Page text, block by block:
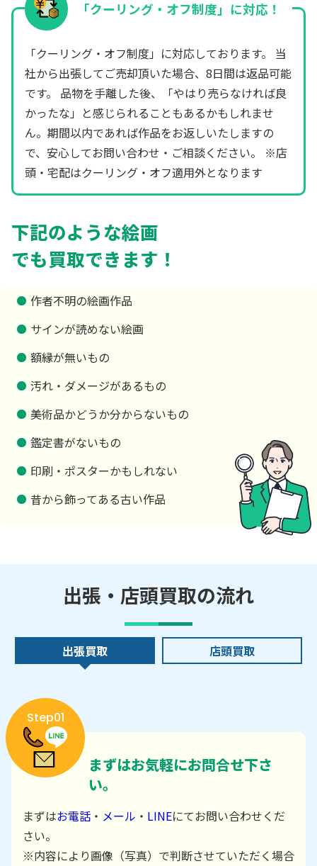
「クーリング・オフ制度」に対応！
「クーリング・オフ制度」に対応しております。 当
社から出張してご売却頂いた場合、8日間は返品可能
です。 品物を手離した後、「やはり売らなければ良
かったな」と感じられることもあるかもしれませ
ん。期間以内であれば作品をお返しいたしますの
で、安心してお問い合わせ・ご相談ください。 ※店
頭・宅配はクーリング・オフ適用外となります
下記のような絵画
でも買取できます！
作者不明の絵画作品
サインが読めない絵画
額縁が無いもの
汚れ・ダメージがあるもの
美術品かどうか分からないもの
鑑定書がないもの
印刷・ポスターかもしれない
昔から飾ってある古い作品
出張・店頭買取の流れ
出張買取 店頭買取
Step01
まずはお気軽にお問合せ下さ
い。
まずはお電話 ・ メール ・ LINEにてお問い合わせくだ
さい。
※内容により画像（写真）で判断させていただく場合